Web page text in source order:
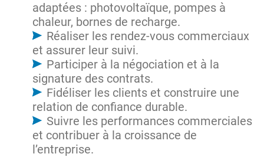
adaptées : photovoltaïque, pompes à
chaleur, bornes de recharge.
Réaliser les rendez-vous commerciaux
et assurer leur suivi.
Participer à la négociation et à la
signature des contrats.
Fidéliser les clients et construire une
relation de confiance durable.
Suivre les performances commerciales
et contribuer à la croissance de
l’entreprise.